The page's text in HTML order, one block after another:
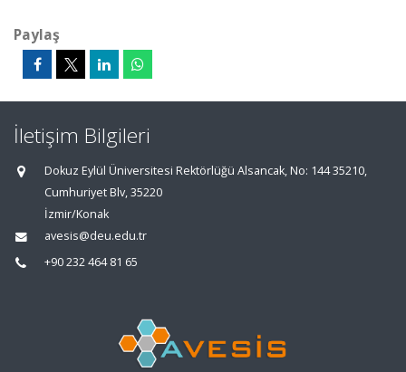
Paylaş
İletişim Bilgileri
Dokuz Eylül Üniversitesi Rektörlüğü Alsancak, No: 144 35210,
Cumhuriyet Blv, 35220
İzmir/Konak
avesis@deu.edu.tr
+90 232 464 81 65